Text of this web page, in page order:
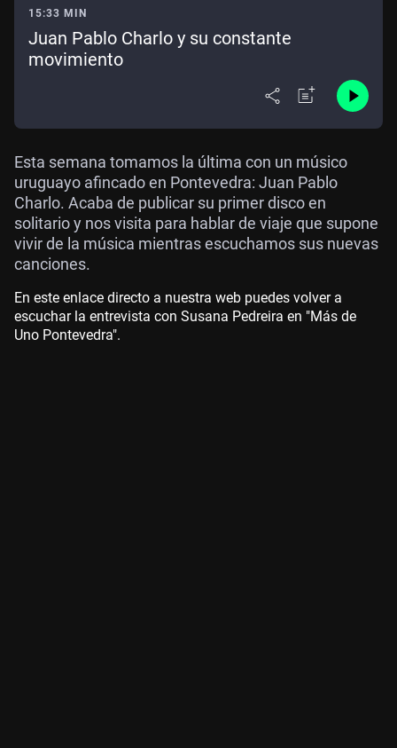
15:33 MIN
Juan Pablo Charlo y su constante
movimiento
Esta semana tomamos la última con un músico
uruguayo afincado en Pontevedra: Juan Pablo
Charlo. Acaba de publicar su primer disco en
solitario y nos visita para hablar de viaje que supone
vivir de la música mientras escuchamos sus nuevas
canciones.
En este enlace directo a nuestra web puedes volver a
escuchar la entrevista con Susana Pedreira en "Más de
Uno Pontevedra".